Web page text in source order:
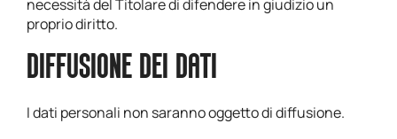
necessità del Titolare di difendere in giudizio un
proprio diritto.
DIFFUSIONE DEI DATI
I dati personali non saranno oggetto di diffusione.